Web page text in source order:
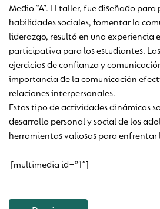
Medio “A”. El taller, fue diseñado
habilidades sociales, fomentar la
liderazgo, resultó en una experiencia
participativa para los estudiantes.
ejercicios de confianza y
importancia de la comunicación
relaciones interpersonales.
Estas tipo de actividades dinámicas
desarrollo personal y social de los
herramientas valiosas para enfrentar
[multimedia id=”1″]